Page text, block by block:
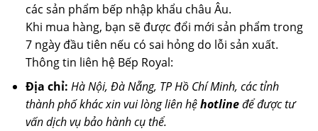
các sản phẩm bếp nhập khẩu châu Âu.
Khi mua hàng, bạn sẽ được đổi mới sản phẩm trong
7 ngày đầu tiên nếu có sai hỏng do lỗi sản xuất.
Thông tin liên hệ Bếp Royal:
Địa chỉ: Hà Nội, Đà Nẵng, TP Hồ Chí Minh, các tỉnh
thành phố khác xin vui lòng liên hệhotlineđể được tư
vấn dịch vụ bảo hành cụ thể.